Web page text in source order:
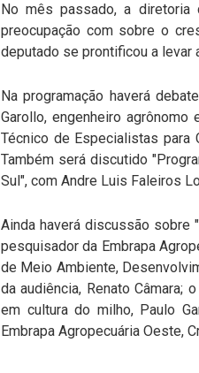
No mês passado, a diretoria
preocupação com sobre o
deputado se prontificou a levar
Na programação haverá
Garollo, engenheiro
Técnico de Especialistas para
Também será discutido
Sul", com Andre Luis Faleiros
Ainda haverá discussão sobre
pesquisador da Embrapa
de Meio Ambiente,
da audiência, Renato Câmara;
em cultura do milho, Paulo
Embrapa Agropecuária Oeste,